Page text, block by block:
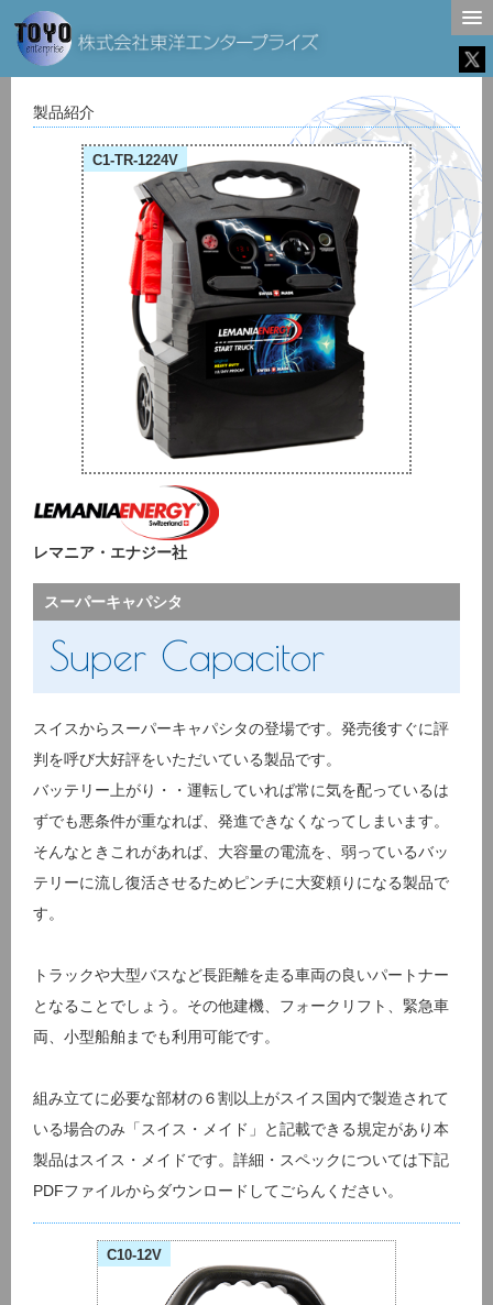
製品紹介
C1-TR-1224V
レマニア・エナジー社
スーパーキャパシタ
Super Capacitor
スイスからスーパーキャパシタの登場です。発売後すぐに評
判を呼び大好評をいただいている製品です。
バッテリー上がり・・運転していれば常に気を配っているは
ずでも悪条件が重なれば、発進できなくなってしまいます。
そんなときこれがあれば、大容量の電流を、弱っているバッ
テリーに流し復活させるためピンチに大変頼りになる製品で
す。
トラックや大型バスなど長距離を走る車両の良いパートナー
となることでしょう。その他建機、フォークリフト、緊急車
両、小型船舶までも利用可能です。
組み立てに必要な部材の６割以上がスイス国内で製造されて
いる場合のみ「スイス・メイド」と記載できる規定があり本
製品はスイス・メイドです。詳細・スペックについては下記
PDFファイルからダウンロードしてごらんください。
C10-12V